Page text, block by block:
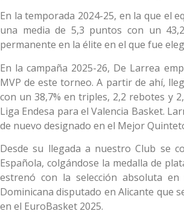
En la temporada 2024-25, en la que el
una media de 5,3 puntos con un
permanente en la élite en el que fue
En la campaña 2025-26, De Larrea
MVP de este torneo. A partir de ahí,
con un 38,7% en triples, 2,2 rebotes y
Liga Endesa para el Valencia Basket.
de nuevo designado en el Mejor
Desde su llegada a nuestro Club se
Española, colgándose la medalla de
estrenó con la selección absoluta
Dominicana disputado en Alicante que
en el EuroBasket 2025.